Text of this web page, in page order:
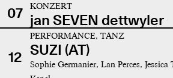
07
KONZERT
jan SEVEN dettwyler
12
PERFORMANCE, TANZ
SUZI (AT)
Sophie Germanier, Lan Perces,